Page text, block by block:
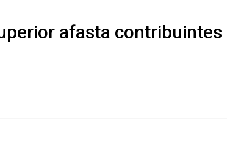
afasta